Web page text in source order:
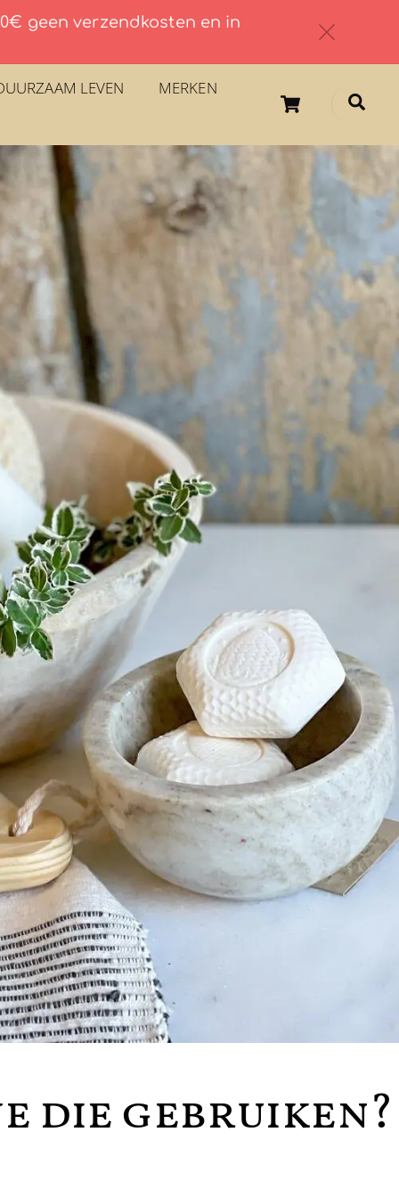
geen verzendkosten en in
c
Cart
LEVEN MERKEN
die gebruiken?